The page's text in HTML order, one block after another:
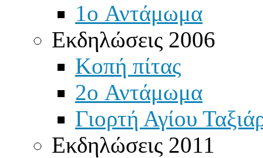
1o Αντάμωμα
Εκδηλώσεις 2006
Κοπή πίτας
2o Αντάμωμα
Γιορτή Αγίου
Εκδηλώσεις 2011